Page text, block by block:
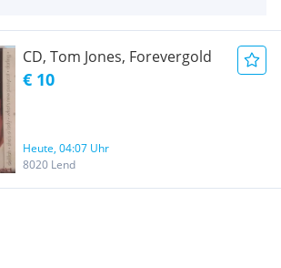
CD, Tom Jones, Forevergold
€ 10
Heute, 04:07 Uhr
8020 Lend